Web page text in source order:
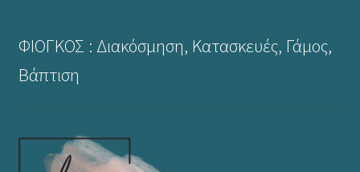
ΦΙΟΓΚΟΣ : Διακόσμηση, Κατασκευές, Γάμος,
Βάπτιση